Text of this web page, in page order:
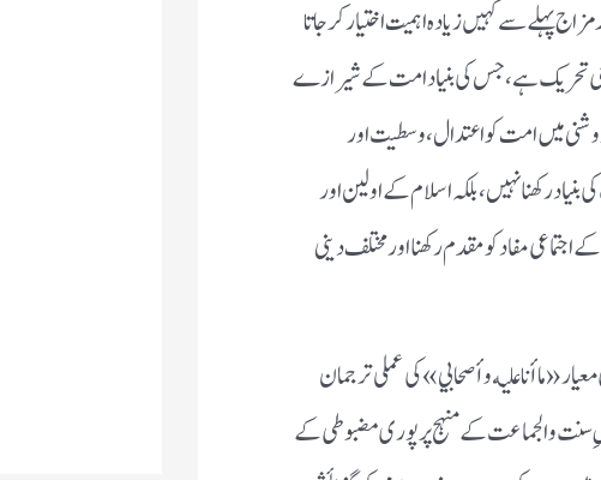
پہلے سے کہیں زیادہ اہمیت اختیار کر جاتا
تحریک ہے، جس کی بنیاد امت کے شیرازے
میں امت کو اعتدال، وسطیت اور
رکھنا نہیں، بلکہ اسلام کے اولین اور
مفاد کو مقدم رکھنا اور مختلف دینی
«ما أنا عليه وأصحابي» کی عملی ترجمان
سنت والجماعت کے منہج پر پوری مضبوطی کے